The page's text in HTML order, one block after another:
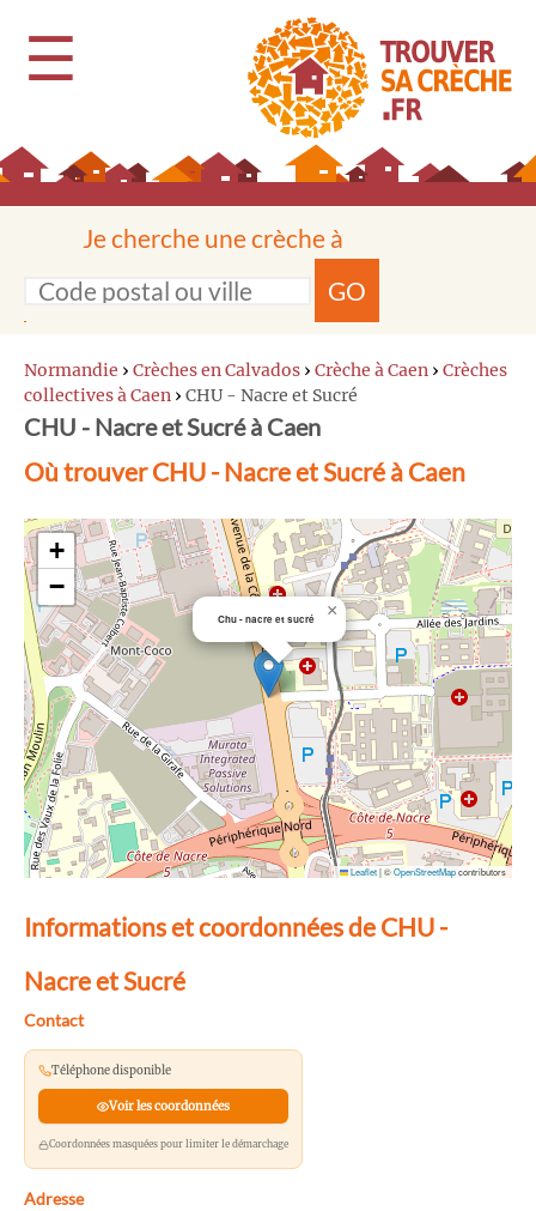
☰
Je cherche une crèche à
GO
Normandie › Crèches en Calvados › Crèche à Caen › Crèches
collectives à Caen › CHU - Nacre et Sucré
CHU - Nacre et Sucré à Caen
Où trouver CHU - Nacre et Sucré à Caen
Chu - nacre et sucré ×
+
−
Leaflet|©OpenStreetMapcontributors
Informations et coordonnées de CHU -
Nacre et Sucré
Contact
Téléphone disponible
Voir les coordonnées
Coordonnées masquées pour limiter le démarchage
Adresse